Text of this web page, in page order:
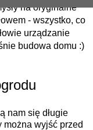
na oryginalne
- wszystko, co
urządzanie
budowa domu :)
nam się długie
można wyjść przed